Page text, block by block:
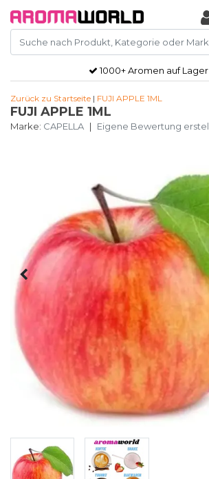
1000+ Aromen auf Lager
Zurück zu Startseite | FUJI APPLE 1ML
FUJI APPLE 1ML
Marke: CAPELLA | Eigene Bewertung